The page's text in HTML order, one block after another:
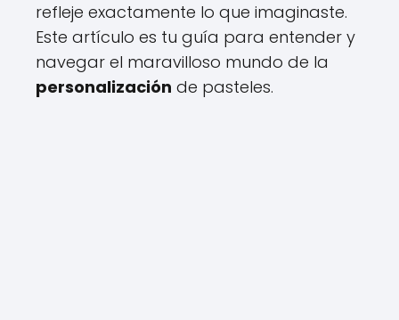
refleje exactamente lo que imaginaste.
Este artículo es tu guía para entender y
navegar el maravilloso mundo de la
personalización de pasteles.